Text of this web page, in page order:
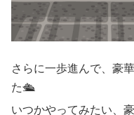
さらに一歩進んで、豪
た🛳️
いつかやってみたい、